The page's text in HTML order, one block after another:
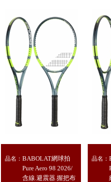
品名： BABOLAT網球拍
Pure Aero 98 2026/
含線.避震器.握把布
品名：